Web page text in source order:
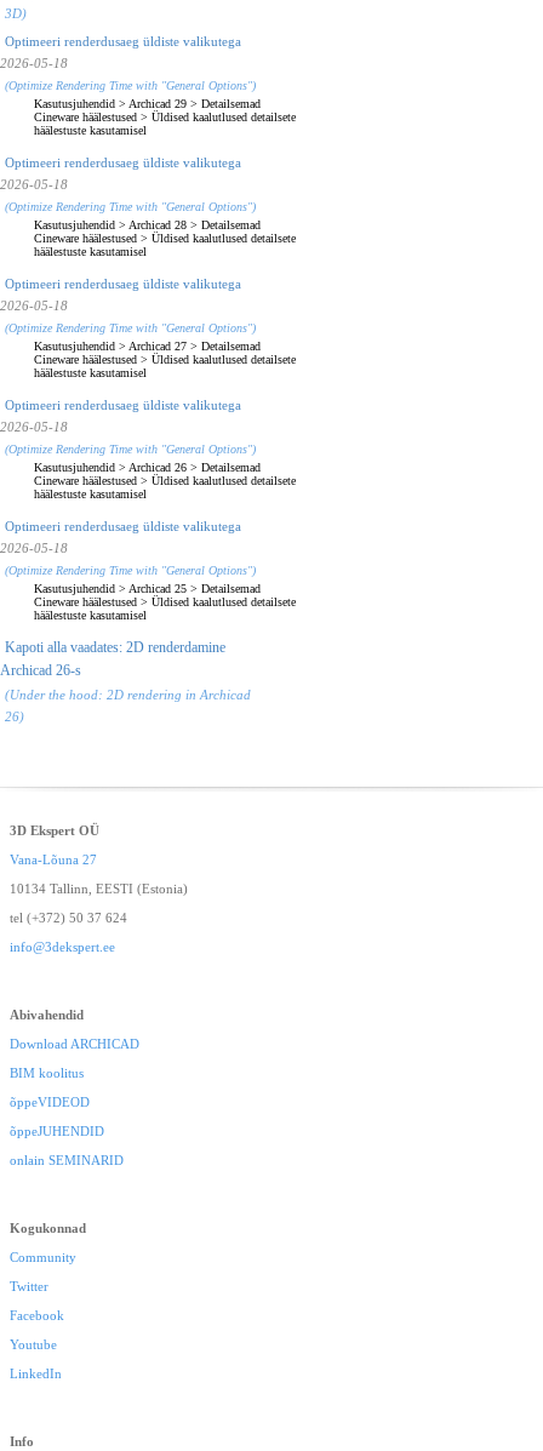
3D)
Optimeeri renderdusaeg üldiste valikutega
2026-05-18
(Optimize Rendering Time with "General Options")
Kasutusjuhendid > Archicad 29 > Detailsemad
Cineware häälestused > Üldised kaalutlused detailsete
häälestuste kasutamisel
Optimeeri renderdusaeg üldiste valikutega
2026-05-18
(Optimize Rendering Time with "General Options")
Kasutusjuhendid > Archicad 28 > Detailsemad
Cineware häälestused > Üldised kaalutlused detailsete
häälestuste kasutamisel
Optimeeri renderdusaeg üldiste valikutega
2026-05-18
(Optimize Rendering Time with "General Options")
Kasutusjuhendid > Archicad 27 > Detailsemad
Cineware häälestused > Üldised kaalutlused detailsete
häälestuste kasutamisel
Optimeeri renderdusaeg üldiste valikutega
2026-05-18
(Optimize Rendering Time with "General Options")
Kasutusjuhendid > Archicad 26 > Detailsemad
Cineware häälestused > Üldised kaalutlused detailsete
häälestuste kasutamisel
Optimeeri renderdusaeg üldiste valikutega
2026-05-18
(Optimize Rendering Time with "General Options")
Kasutusjuhendid > Archicad 25 > Detailsemad
Cineware häälestused > Üldised kaalutlused detailsete
häälestuste kasutamisel
Kapoti alla vaadates: 2D renderdamine
Archicad 26-s
(Under the hood: 2D rendering in Archicad
26)
3D Ekspert OÜ
Vana-Lõuna 27
10134 Tallinn, EESTI (Estonia)
tel (+372) 50 37 624
info@3dekspert.ee
Abivahendid
Download ARCHICAD
BIM koolitus
õppeVIDEOD
õppeJUHENDID
onlain SEMINARID
Kogukonnad
Community
Twitter
Facebook
Youtube
LinkedIn
Info